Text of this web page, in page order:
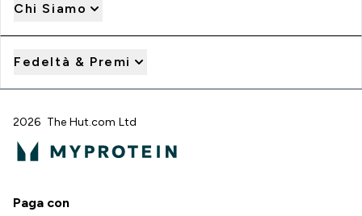
Chi Siamo
Fedeltà & Premi
2026 The Hut.com Ltd
Paga con